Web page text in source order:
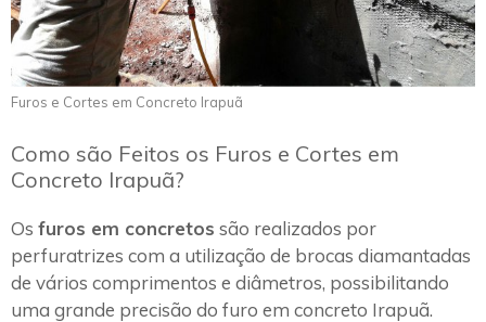
Furos e Cortes em Concreto Irapuã
Como são Feitos os Furos e Cortes em
Concreto Irapuã?
Os furos em concretos são realizados por
perfuratrizes com a utilização de brocas diamantadas
de vários comprimentos e diâmetros, possibilitando
uma grande precisão do furo em concreto Irapuã.